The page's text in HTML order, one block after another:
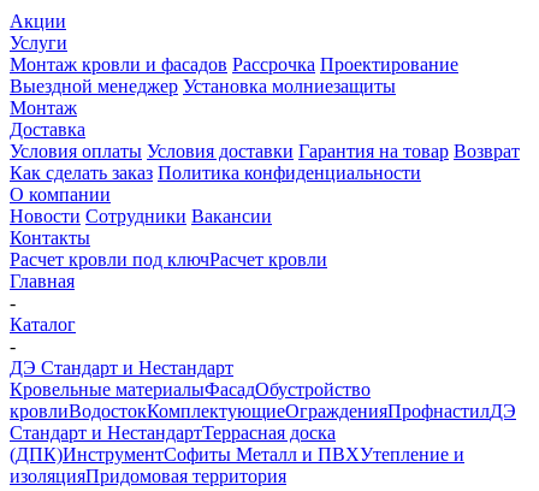
Акции
Услуги
Монтаж кровли и фасадов Рассрочка Проектирование
Выездной менеджер Установка молниезащиты
Монтаж
Доставка
Условия оплаты Условия доставки Гарантия на товар Возврат
Как сделать заказ Политика конфиденциальности
О компании
Новости Сотрудники Вакансии
Контакты
Расчет кровли под ключРасчет кровли
Главная
-
Каталог
-
ДЭ Стандарт и Нестандарт
Кровельные материалыФасадОбустройство
кровлиВодостокКомплектующиеОгражденияПрофнастилДЭ
Стандарт и НестандартТеррасная доска
(ДПК)ИнструментСофиты Металл и ПВХУтепление и
изоляцияПридомовая территория